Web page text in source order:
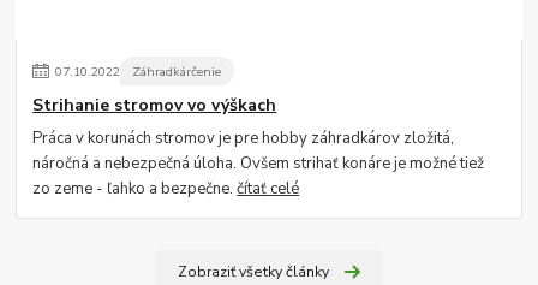
07.10.2022 Záhradkárčenie
Strihanie stromov vo výškach
Práca v korunách stromov je pre hobby záhradkárov zložitá,
náročná a nebezpečná úloha. Ovšem strihať konáre je možné tiež
zo zeme - ľahko a bezpečne.čítať celé
Zobraziť všetky články